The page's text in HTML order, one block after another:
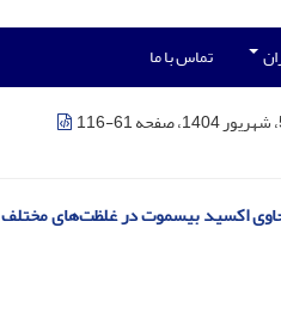
تماس با ما
اکسید بیسموت در غلظت‌های مختلف